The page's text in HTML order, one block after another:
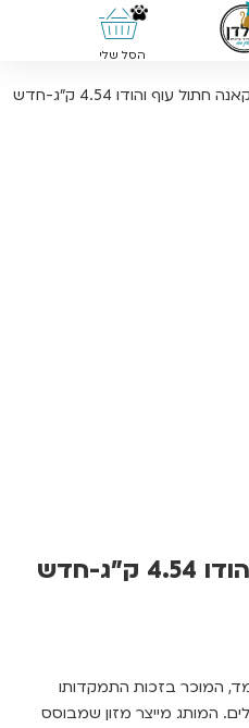
0
הסל שלי
חתול עוף והודו 4.54 ק”ג-חדש
חדש
המוכר בזכות התמקדותו
המותג מייצר מזון שמבוסס